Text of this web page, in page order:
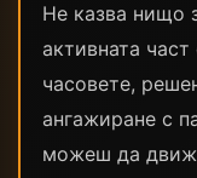
Не казва нищо
активната
часовете,
ангажиране с
можеш да